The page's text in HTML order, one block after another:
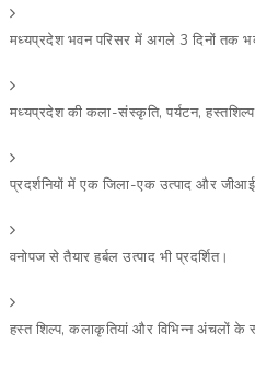
मध्यप्रदेश भवन परिसर में अगले 3 दिनों तक
मध्यप्रदेश की कला-संस्कृति, पर्यटन,
प्रदर्शनियों में एक जिला-एक उत्पाद और
वनोपज से तैयार हर्बल उत्पाद भी प्रदर्शित।
हस्त शिल्प, कलाकृतियां और विभिन्न अंचलों के